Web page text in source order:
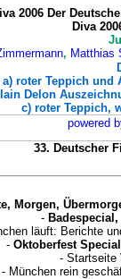
2006 Der
Diva
, Matthias
a) roter Teppich und
Delon
c) roter Teppich,
33. Deutscher
Morgen,
-
läuft: Berichte
- Oktoberfest Special
- Startseite
- München rein